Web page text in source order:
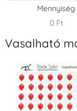
VersaCraft
Fekete
+1.380 Ft
Mennyiség
0 Ft
Vasalható